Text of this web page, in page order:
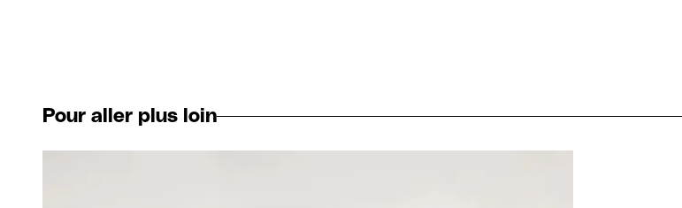
Pour aller plus loin